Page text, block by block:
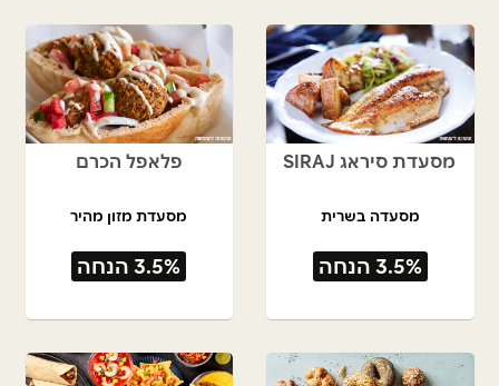
מסעדת סיראג SIRAJ
מסעדה בשרית
3.5% הנחה
פלאפל הכרם
מסעדת מזון מהיר
3.5% הנחה